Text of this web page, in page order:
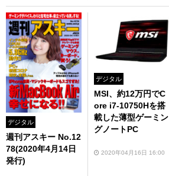
デジタル
週刊アスキー No.12
78(2020年4月14日
発行)
デジタル
MSI、約12万円でC
ore i7-10750Hを搭
載した薄型ゲーミン
グノートPC
2020年04月16日 16:00